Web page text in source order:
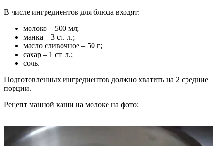
В числе ингредиентов для блюда входят:
молоко – 500 мл;
манка – 3 ст. л.;
масло сливочное – 50 г;
сахар – 1 ст. л.;
соль.
Подготовленных ингредиентов должно хватить на 2 средние
порции.
Рецепт манной каши на молоке на фото: